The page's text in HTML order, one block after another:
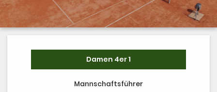
Turniere/Meisterschaften
Trainer
Sponsoren
Galerie
Damen 4er 1
Mannschaftsführer